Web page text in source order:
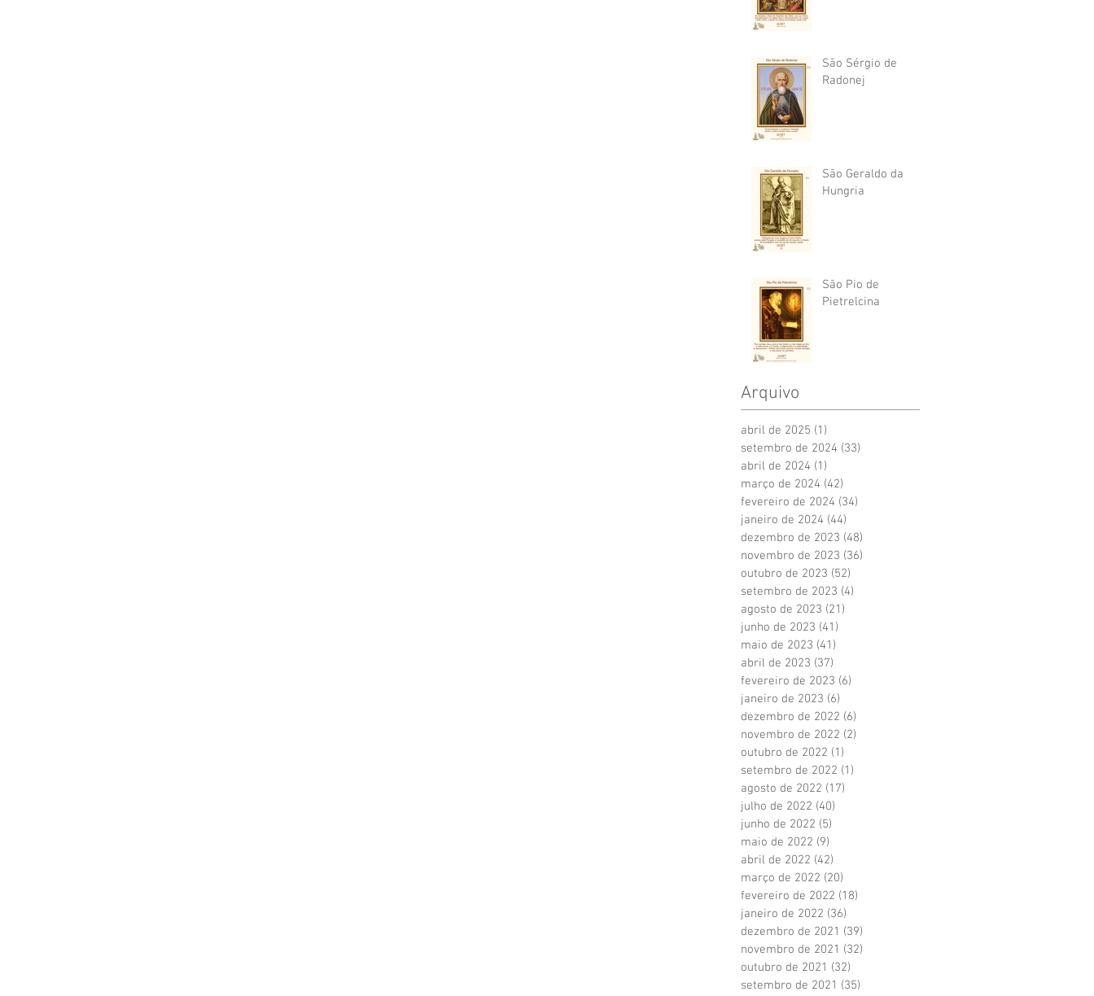
São Sérgio de
Radonej
São Geraldo da
Hungria
São Pio de
Pietrelcina
Arquivo
abril de 2025 (1)
setembro de 2024 (33)
abril de 2024 (1)
março de 2024 (42)
fevereiro de 2024 (34)
janeiro de 2024 (44)
dezembro de 2023 (48)
novembro de 2023 (36)
outubro de 2023 (52)
setembro de 2023 (4)
agosto de 2023 (21)
junho de 2023 (41)
maio de 2023 (41)
abril de 2023 (37)
fevereiro de 2023 (6)
janeiro de 2023 (6)
dezembro de 2022 (6)
novembro de 2022 (2)
outubro de 2022 (1)
setembro de 2022 (1)
agosto de 2022 (17)
julho de 2022 (40)
junho de 2022 (5)
maio de 2022 (9)
abril de 2022 (42)
março de 2022 (20)
fevereiro de 2022 (18)
janeiro de 2022 (36)
dezembro de 2021 (39)
novembro de 2021 (32)
outubro de 2021 (32)
setembro de 2021 (35)